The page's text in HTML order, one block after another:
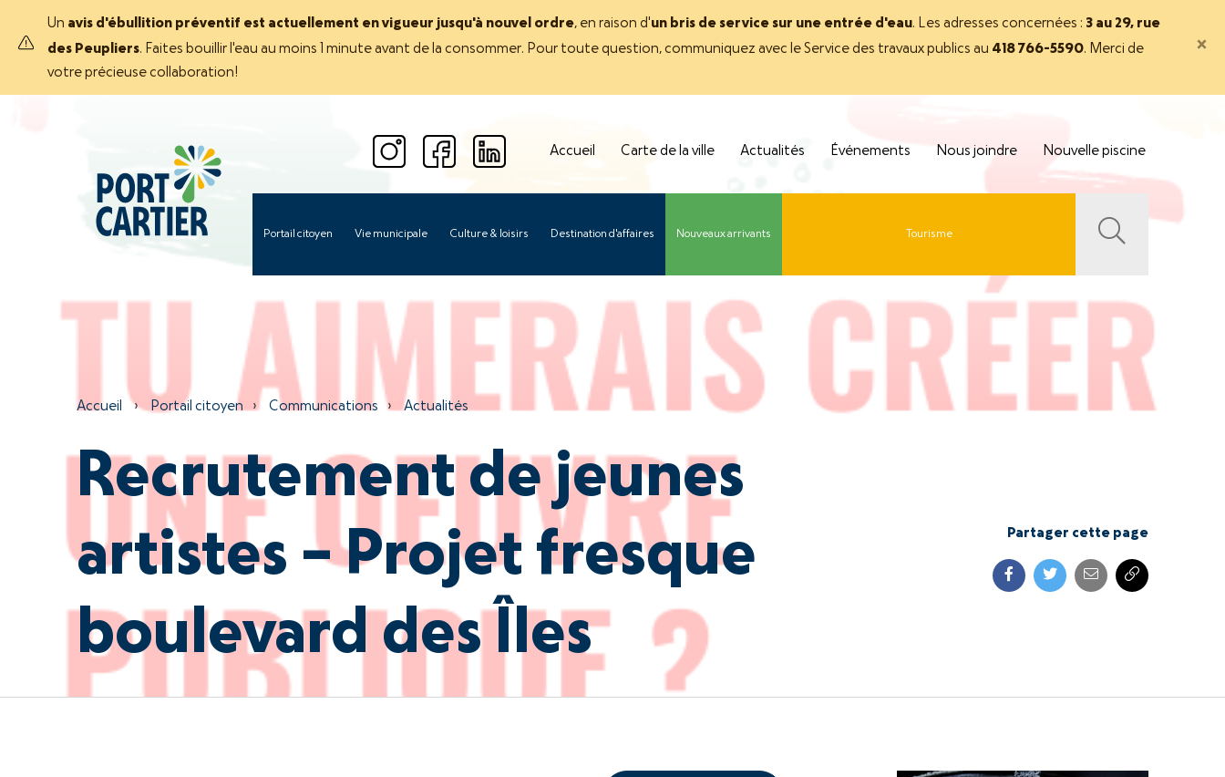
Un avis d'ébullition préventif est actuellement en vigueur jusqu'à nouvel ordre, en raison d'un bris de service sur une entrée d'eau. Les adresses concernées : 3 au 29, rue
des Peupliers. Faites bouillir l'eau au moins 1 minute avant de la consommer. Pour toute question, communiquez avec le Service des travaux publics au 418 766-5590. Merci de
votre précieuse collaboration!
×
Accueil Carte de la ville Actualités Événements Nous joindre Nouvelle piscine
Portail citoyen Vie municipale Culture & loisirs Destination d'affaires Nouveaux arrivants Tourisme
Accueil › Portail citoyen › Communications › Actualités
Recrutement de jeunes
artistes – Projet fresque
boulevard des Îles
Partager cette page